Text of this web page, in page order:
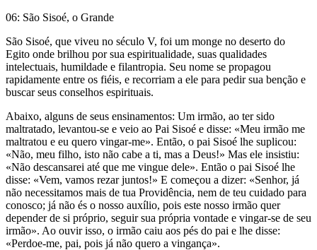
06: São Sisoé, o Grande
São Sisoé, que viveu no século V, foi um monge no deserto do
Egito onde brilhou por sua espiritualidade, suas qualidades
intelectuais, humildade e filantropia. Seu nome se propagou
rapidamente entre os fiéis, e recorriam a ele para pedir sua benção e
buscar seus conselhos espirituais.
Abaixo, alguns de seus ensinamentos: Um irmão, ao ter sido
maltratado, levantou-se e veio ao Pai Sisoé e disse: «Meu irmão me
maltratou e eu quero vingar-me». Então, o pai Sisoé lhe suplicou:
«Não, meu filho, isto não cabe a ti, mas a Deus!» Mas ele insistiu:
«Não descansarei até que me vingue dele». Então o pai Sisoé lhe
disse: «Vem, vamos rezar juntos!» E começou a dizer: «Senhor, já
não necessitamos mais de tua Providência, nem de teu cuidado para
conosco; já não és o nosso auxílio, pois este nosso irmão quer
depender de si próprio, seguir sua própria vontade e vingar-se de seu
irmão». Ao ouvir isso, o irmão caiu aos pés do pai e lhe disse:
«Perdoe-me, pai, pois já não quero a vingança».